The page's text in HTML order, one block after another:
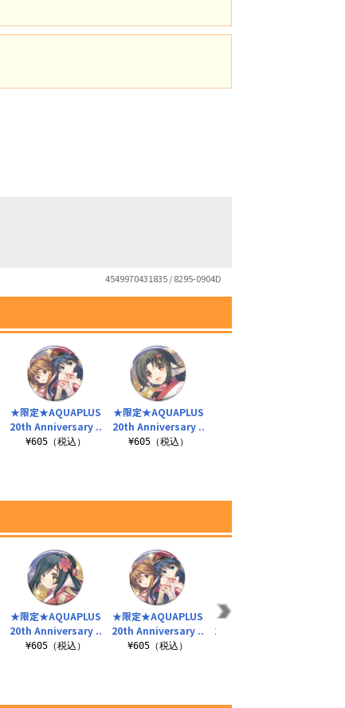
4549970431835 / 8295-0904D
★限定★AQUAPLUS
20th Anniversary ..
¥605（税込）
★限定★AQUAPLUS
20th Anniversary ..
¥605（税込）
★限定★AQUAPLUS
20th Anniversary ..
¥605（税込）
★限定★AQUAPLUS
20th Anniversary ..
¥605（税込）
★限定★AQUAPLUS
20th Anniversary ..